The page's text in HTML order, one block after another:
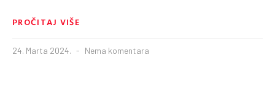
PROČITAJ VIŠE
24. Marta 2024. Nema komentara